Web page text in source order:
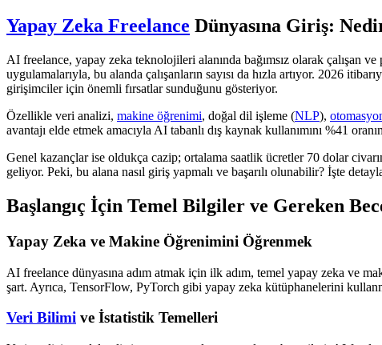
Yapay Zeka Freelance Dünyasına Giriş:
AI freelance, yapay zeka teknolojileri alanında bağımsız olarak çalışan
uygulamalarıyla, bu alanda çalışanların sayısı da hızla artıyor. 2026
girişimciler için önemli fırsatlar sunduğunu gösteriyor.
Özellikle veri analizi, makine öğrenimi, doğal dil işleme (NLP),
avantajı elde etmek amacıyla AI tabanlı dış kaynak kullanımını %41
Genel kazançlar ise oldukça cazip; ortalama saatlik ücretler 70 dolar
geliyor. Peki, bu alana nasıl giriş yapmalı ve başarılı olunabilir? İşte
Başlangıç İçin Temel Bilgiler ve Gereken
Yapay Zeka ve Makine Öğrenimini Öğrenmek
AI freelance dünyasına adım atmak için ilk adım, temel yapay zeka ve
şart. Ayrıca, TensorFlow, PyTorch gibi yapay zeka kütüphanelerini
Veri Bilimi ve İstatistik Temelleri